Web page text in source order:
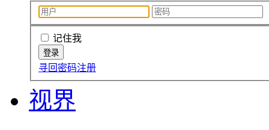
记住我
寻回密码注册
视界